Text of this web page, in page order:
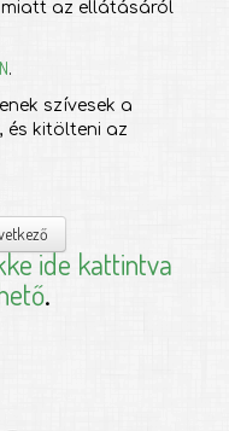
miatt az ellátásáról
.
szívesek a
és kitölteni az
ide kattintva
.